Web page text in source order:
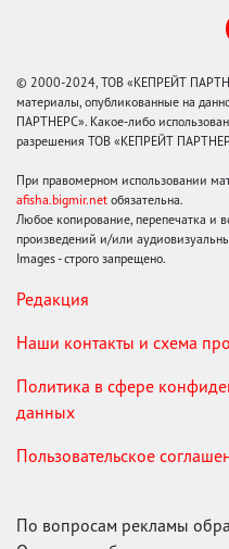
© 2000-2024, ТОВ «КЕПРЕЙТ
материалы, опубликованные на
ПАРТНЕРС». Какое-либо
разрешения ТОВ «КЕПРЕЙТ
При правомерном использовании
afisha.bigmir.net обязательна.
Любое копирование, перепечатка и
произведений и/или
Images - строго запрещено.
Редакция
Наши контакты и схема
Политика в сфере
данных
Пользовательское
По вопросам рекламы